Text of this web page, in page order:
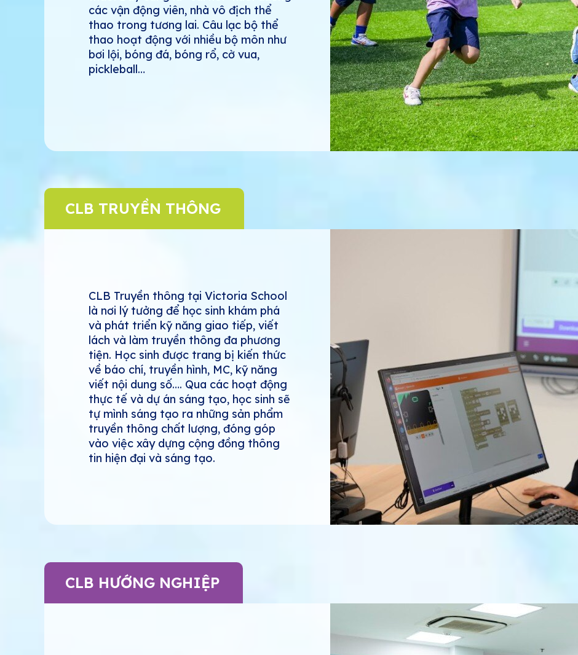
các vận động viên, nhà vô địch thể
thao trong tương lai. Câu lạc bộ thể
thao hoạt động với nhiều bộ môn như
bơi lội, bóng đá, bóng rổ, cờ vua,
pickleball…
CLB TRUYỀN THÔNG
CLB Truyền thông tại Victoria School
là nơi lý tưởng để học sinh khám phá
và phát triển kỹ năng giao tiếp, viết
lách và làm truyền thông đa phương
tiện. Học sinh được trang bị kiến thức
về báo chí, truyền hình, MC, kỹ năng
viết nội dung số…. Qua các hoạt động
thực tế và dự án sáng tạo, học sinh sẽ
tự mình sáng tạo ra những sản phẩm
truyền thông chất lượng, đóng góp
vào việc xây dựng cộng đồng thông
tin hiện đại và sáng tạo.
CLB HƯỚNG NGHIỆP